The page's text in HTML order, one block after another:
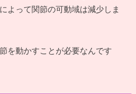
よって関節の可動域は減少しま
を動かすことが必要なんです